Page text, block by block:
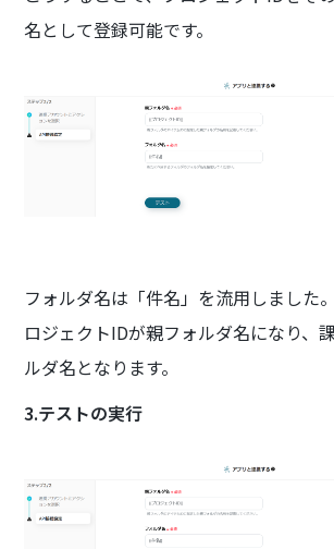
名として登録可能です。
フォルダ名は「件名」を流用しました
ロジェクトIDが親フォルダ名になり、
ルダ名となります。
3.テストの実行